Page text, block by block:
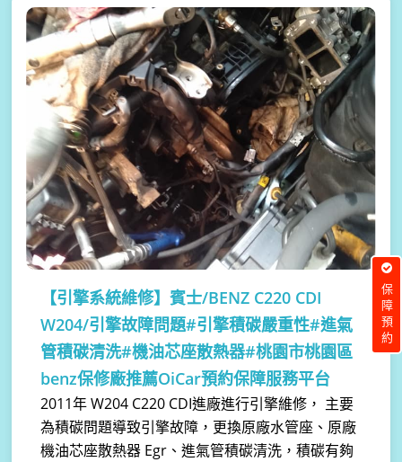
【引擎系統維修】賓士/BENZ C220 CDI
W204/引擎故障問題#引擎積碳嚴重性#進氣
管積碳清洗#機油芯座散熱器#桃園市桃園區
benz保修廠推薦OiCar預約保障服務平台
2011年 W204 C220 CDI進廠進行引擎維修， 主要
為積碳問題導致引擎故障，更換原廠水管座、原廠
機油芯座散熱器 Egr、進氣管積碳清洗，積碳有夠
保障預約